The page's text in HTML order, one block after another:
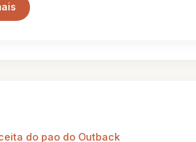
do pao do Outback